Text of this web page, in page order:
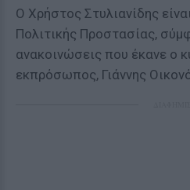
Ο Χρήστος Στυλιανίδης
Πολιτικής Προστασίας,
ανακοινώσεις που έκανε ο
εκπρόσωπος, Γιάννης